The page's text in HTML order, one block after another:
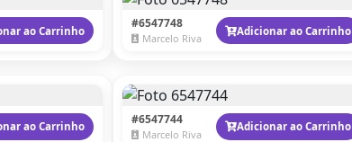
ao Carrinho #6547748
Marcelo Riva
Adicionar ao Carrinho
ao Carrinho #6547744
Marcelo Riva
Adicionar ao Carrinho